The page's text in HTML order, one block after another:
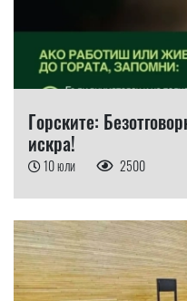
Горските:
искра!
10 юли 2500